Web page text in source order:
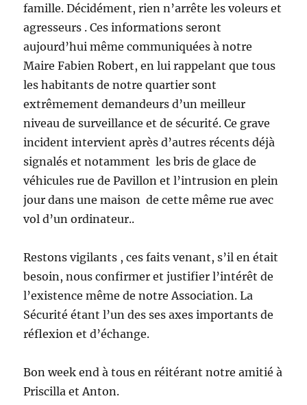
famille. Décidément, rien n’arrête les voleurs et
agresseurs . Ces informations seront
aujourd’hui même communiquées à notre
Maire Fabien Robert, en lui rappelant que tous
les habitants de notre quartier sont
extrêmement demandeurs d’un meilleur
niveau de surveillance et de sécurité. Ce grave
incident intervient après d’autres récents déjà
signalés et notamment les bris de glace de
véhicules rue de Pavillon et l’intrusion en plein
jour dans une maison de cette même rue avec
vol d’un ordinateur..
Restons vigilants , ces faits venant, s’il en était
besoin, nous confirmer et justifier l’intérêt de
l’existence même de notre Association. La
Sécurité étant l’un des ses axes importants de
réflexion et d’échange.
Bon week end à tous en réitérant notre amitié à
Priscilla et Anton.